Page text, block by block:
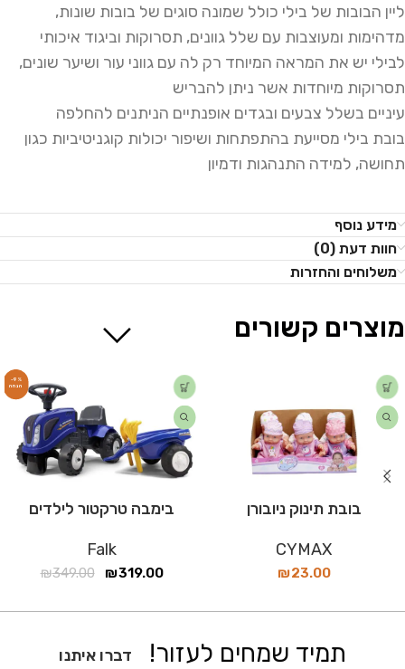
ליין הבובות של בילי כולל שמונה סוגים של בובות שונות,
מדהימות ומעוצבות עם שלל גוונים, תסרוקות וביגוד איכותי
לבילי יש את המראה המיוחד רק לה עם גווני עור ושיער שונים,
תסרוקות מיוחדות אשר ניתן להבריש
עיניים בשלל צבעים ובגדים אופנתיים הניתנים להחלפה
בובת בילי מסייעת בהתפתחות ושיפור יכולות קוגניטיביות כגון
תחושה, למידה התנהגות ודמיון
מידע נוסף
חוות דעת (0)
משלוחים והחזרות
מוצרים קשורים
בובת תינוק ניובורן
CYMAX
₪23.00
-9%
בימבה טרקטור לילדים
Falk
₪349.00 ₪319.00
תמיד שמחים לעזור! דברו איתנו